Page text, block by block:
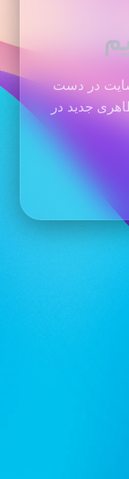
در دست
جدید در